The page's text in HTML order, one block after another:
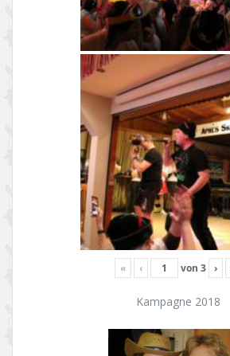
« ‹ von 3 ›
Kampagne 2018